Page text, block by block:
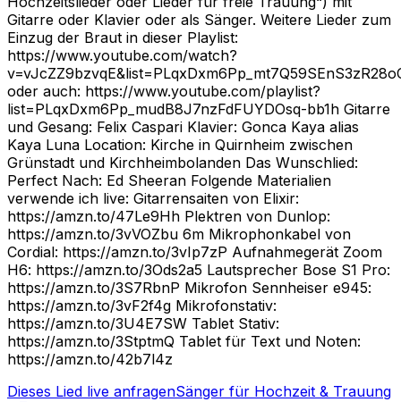
Gitarre oder Klavier oder als Sänger. Weitere Lieder zum
Einzug der Braut in dieser Playlist:
https://www.youtube.com/watch?
oder auch: https://www.youtube.com/playlist?
list=PLqxDxm6Pp_mudB8J7nzFdFUYDOsq-bb1h Gitarre
und Gesang: Felix Caspari Klavier: Gonca Kaya alias
Kaya Luna Location: Kirche in Quirnheim zwischen
Grünstadt und Kirchheimbolanden Das Wunschlied:
Perfect Nach: Ed Sheeran Folgende Materialien
verwende ich live: Gitarrensaiten von Elixir:
https://amzn.to/47Le9Hh Plektren von Dunlop:
https://amzn.to/3vVOZbu 6m Mikrophonkabel von
Cordial: https://amzn.to/3vIp7zP Aufnahmegerät Zoom
H6: https://amzn.to/3Ods2a5 Lautsprecher Bose S1 Pro:
https://amzn.to/3S7RbnP Mikrofon Sennheiser e945:
https://amzn.to/3vF2f4g Mikrofonstativ:
https://amzn.to/3U4E7SW Tablet Stativ:
https://amzn.to/3StptmQ Tablet für Text und Noten:
https://amzn.to/42b7l4z
Dieses Lied live anfragenSänger für Hochzeit & Trauung